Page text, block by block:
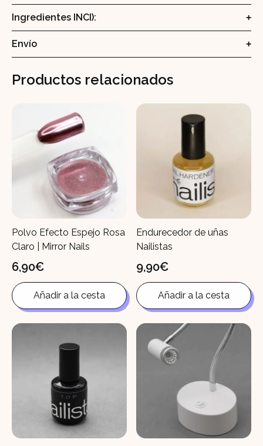
Ingredientes INCI):
Envío
Productos relacionados
Polvo Efecto Espejo Rosa
Claro | Mirror Nails
6,90€
Añadir a la cesta
Endurecedor de uñas
Nailistas
9,90€
Añadir a la cesta